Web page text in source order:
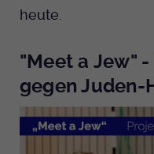
heute.
"Meet a Jew"
gegen Juden-
Anbieter EKHN
Ende